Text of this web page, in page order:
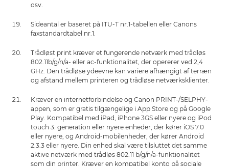
osv.
Sideantal er baseret på ITU-T nr.1-tabellen eller Canons
faxstandardtabel nr.1.
Trådløst print kræver et fungerende netværk med trådløs
802.11b/g/n/a- eller ac-funktionalitet, der opererer ved 2,4
GHz. Den trådløse ydeevne kan variere afhængigt af terræn
og afstand mellem printeren og trådløse netværksklienter.
Kræver en internetforbindelse og Canon PRINT-/SELPHY-
appen, som er gratis tilgængelige i App Store og på Google
Play. Kompatibel med iPad, iPhone 3GS eller nyere og iPod
touch 3. generation eller nyere enheder, der kører iOS 7.0
eller nyere, og Android-mobilenheder, der kører Android
2.3.3 eller nyere. Din enhed skal være tilsluttet det samme
aktive netværk med trådløs 802.11 b/g/n/a-funktionalitet
som din printer. Kræver en kompatibel konto på sociale